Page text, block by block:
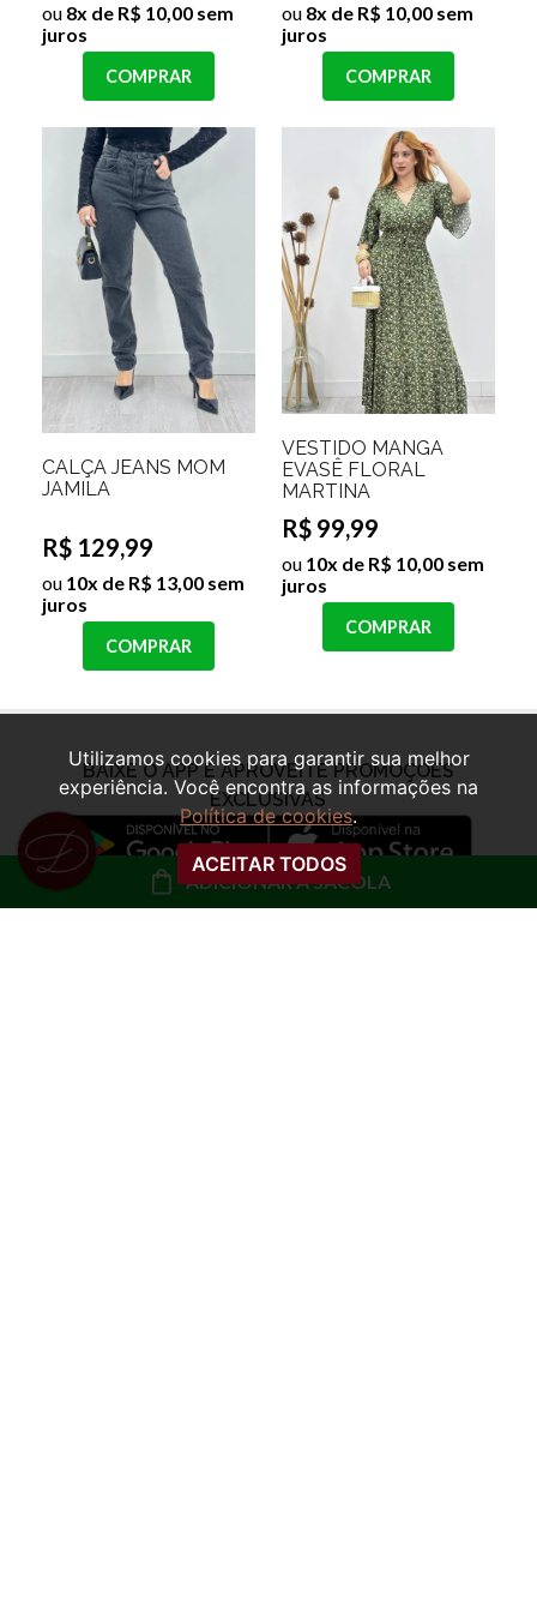
ADICIONAR À SACOLA
ou 8x de R$ 10,00 sem
juros
COMPRAR
ou 8x de R$ 10,00 sem
juros
COMPRAR
CALÇA JEANS MOM
JAMILA
R$ 129,99
ou 10x de R$ 13,00 sem
juros
COMPRAR
VESTIDO MANGA
EVASÊ FLORAL
MARTINA
R$ 99,99
ou 10x de R$ 10,00 sem
juros
COMPRAR
Utilizamos cookies para garantir sua melhor
experiência. Você encontra as informações na
Política de cookies.
ACEITAR TODOS